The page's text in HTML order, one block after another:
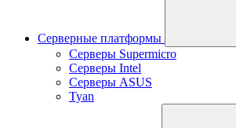
Серверные платформы
Серверы Supermicro
Серверы Intel
Серверы ASUS
Tyan